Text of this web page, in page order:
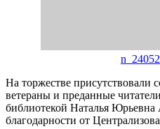
На торжестве присутствовали
ветераны и преданные
библиотекой Наталья Юрьевна
благодарности от